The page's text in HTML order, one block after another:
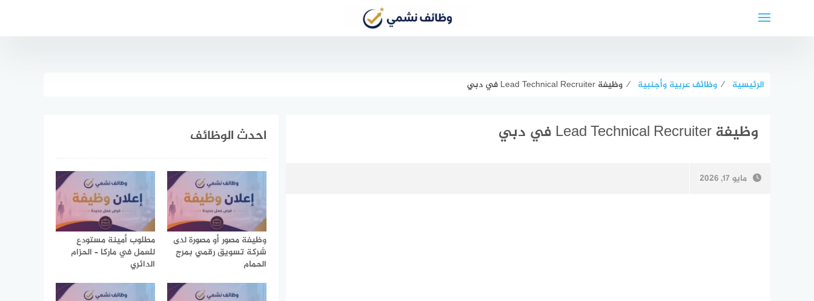
الرئيسية ⁄ وظائف عربية وأجنبية ⁄ وظيفة Lead Technical Recruiter في دبي
وظيفة Lead Technical Recruiter في دبي
مايو 17, 2026
احدث الوظائف
وظيفة مصور أو مصورة لدى
شركة تسويق رقمي بمرج
الحمام
مطلوب أمينة مستودع
للعمل في ماركا – الحزام
الدائري